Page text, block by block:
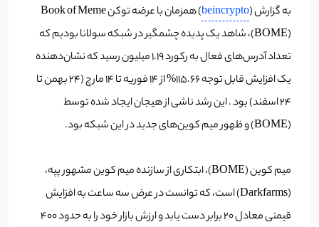
به گزارش (beincrypto
) همزمان با عرضه توکن Book of Meme
(BOME)، شاهد یک پدیده چشمگیر در شبکه سولانا بودیم که
تعداد آدرس‌های فعال به رکورد ۱.۱۹ میلیون رسید که نشان‌دهنده
یک افزایش قابل توجه ۱۱۵.۶۶% از ۱۴ فوریه تا ۱۴ مارچ (۲۴ بهمن تا
۲۴ اسفند) بود . این رشد ناشی از هیجان ایجاد شده توسط
(BOME) و ظهور میم کوین‌های جدید در این شبکه بود.
میم کوین (BOME)، ابتکاری از سازنده میم کوین مشهور پپه،
(Darkfarms) است، که توانست در عرض سه ساعت به افزایش
قیمتی معادل ۲۰ برابر دست یابد و ارزش بازار خود را به حدود 400